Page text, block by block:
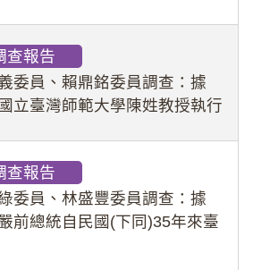
攝特定樣態性影像並以手機傳送
該生因畏懼成
查報告
委員、賴鼎銘委員調查：據
立臺灣師範大學陳姓教授執行
理等情案調查報告。(115教調
查報告
委員、林盛豐委員調查：據
前總統自民國(下同)35年來臺